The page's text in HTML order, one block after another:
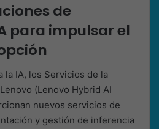
de
para impulsar el
la IA, los Servicios de la
(Lenovo Hybrid AI
nuevos servicios de
y gestión de inferencia